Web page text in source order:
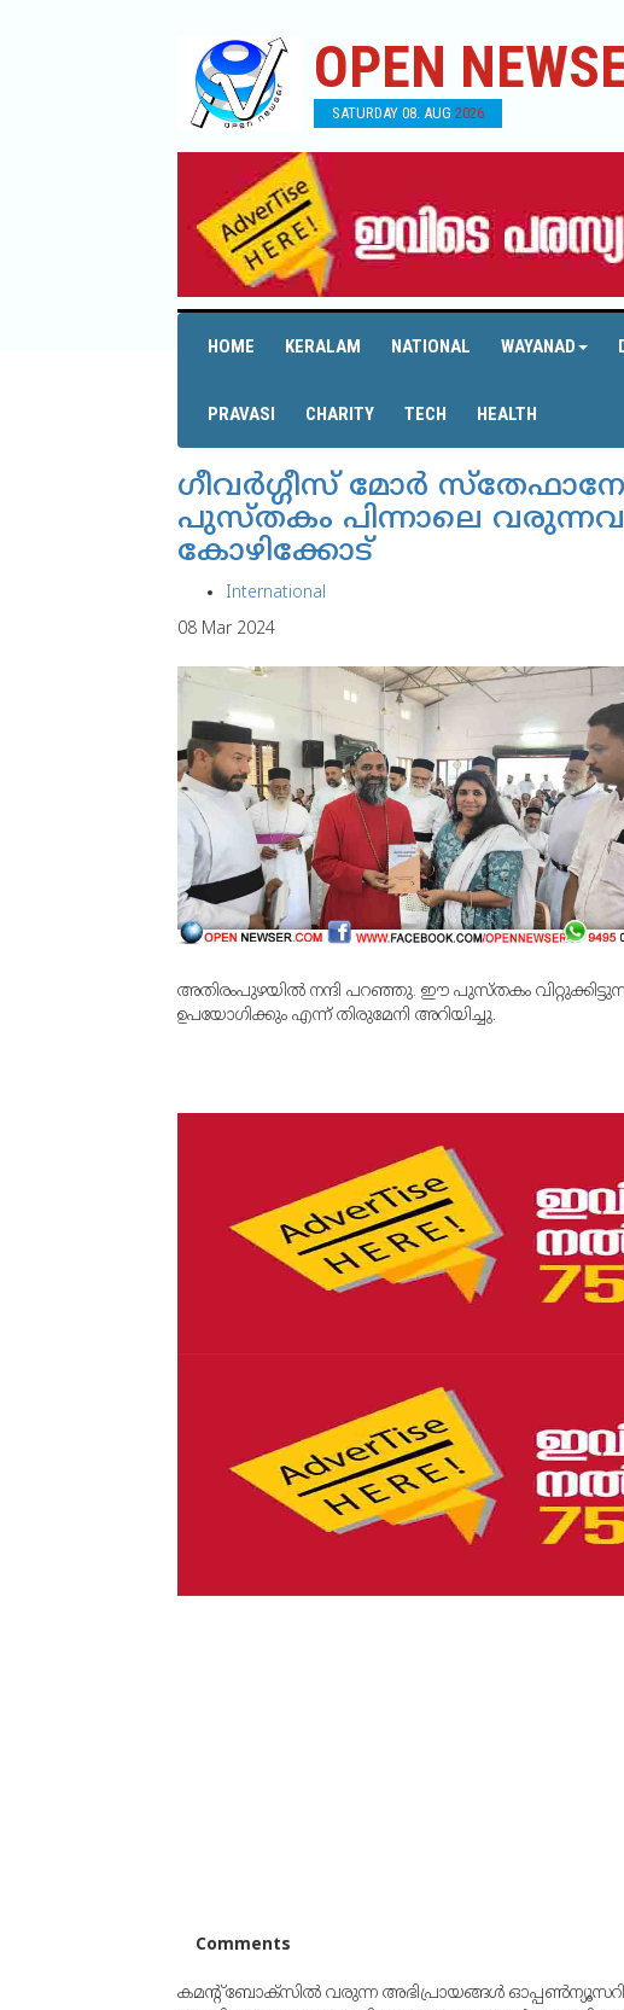
OPEN
SATURDAY 08. AUG 2026
HOME KERALAM NATIONAL WAYANAD
PRAVASI CHARITY TECH HEALTH
ഗീവര്‍ഗ്ഗീസ് മോര്‍
പുസ്തകം പിന്നാലെ
കോഴിക്കോട്
International
08 Mar 2024
അതിരംപുഴയില്‍ നന്ദി പറഞ്ഞു. ഈ പുസ്തകം
ഉപയോഗിക്കും എന്ന് തിരുമേനി അറിയിച്ചു.
Comments
കമന്റ് ബോക്‌സില്‍ വരുന്ന അഭിപ്രായങ്ങള്‍